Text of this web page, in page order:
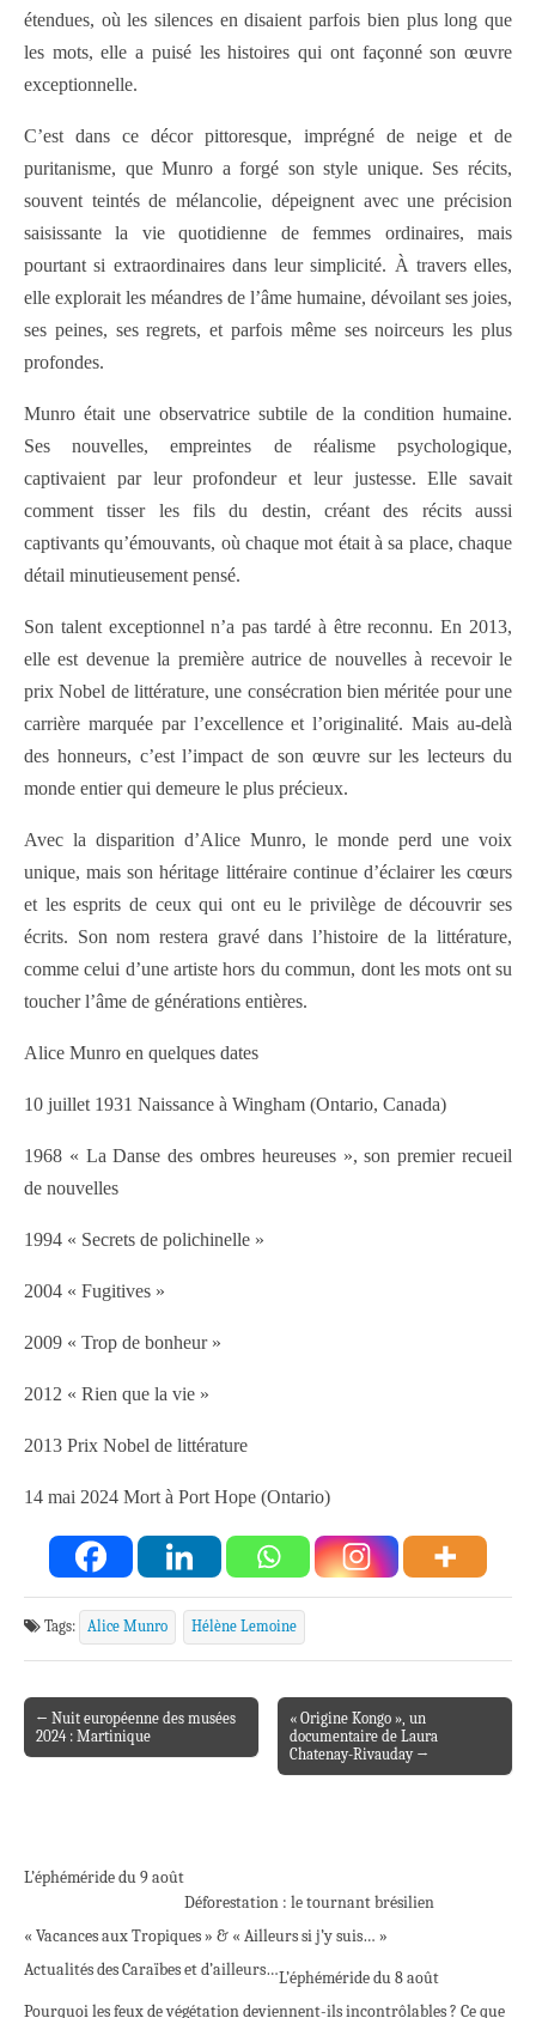
étendues, où les silences en disaient parfois bien plus long que
les mots, elle a puisé les histoires qui ont façonné son œuvre
exceptionnelle.
C’est dans ce décor pittoresque, imprégné de neige et de
puritanisme, que Munro a forgé son style unique. Ses récits,
souvent teintés de mélancolie, dépeignent avec une précision
saisissante la vie quotidienne de femmes ordinaires, mais
pourtant si extraordinaires dans leur simplicité. À travers elles,
elle explorait les méandres de l’âme humaine, dévoilant ses joies,
ses peines, ses regrets, et parfois même ses noirceurs les plus
profondes.
Munro était une observatrice subtile de la condition humaine.
Ses nouvelles, empreintes de réalisme psychologique,
captivaient par leur profondeur et leur justesse. Elle savait
comment tisser les fils du destin, créant des récits aussi
captivants qu’émouvants, où chaque mot était à sa place, chaque
détail minutieusement pensé.
Son talent exceptionnel n’a pas tardé à être reconnu. En 2013,
elle est devenue la première autrice de nouvelles à recevoir le
prix Nobel de littérature, une consécration bien méritée pour une
carrière marquée par l’excellence et l’originalité. Mais au-delà
des honneurs, c’est l’impact de son œuvre sur les lecteurs du
monde entier qui demeure le plus précieux.
Avec la disparition d’Alice Munro, le monde perd une voix
unique, mais son héritage littéraire continue d’éclairer les cœurs
et les esprits de ceux qui ont eu le privilège de découvrir ses
écrits. Son nom restera gravé dans l’histoire de la littérature,
comme celui d’une artiste hors du commun, dont les mots ont su
toucher l’âme de générations entières.
Alice Munro en quelques dates
10 juillet 1931 Naissance à Wingham (Ontario, Canada)
1968 « La Danse des ombres heureuses », son premier recueil
de nouvelles
1994 « Secrets de polichinelle »
2004 « Fugitives »
2009 « Trop de bonheur »
2012 « Rien que la vie »
2013 Prix Nobel de littérature
14 mai 2024 Mort à Port Hope (Ontario)
Tags: Alice Munro Hélène Lemoine
Post navigation
← Nuit européenne des musées
2024 : Martinique​
« Origine Kongo », un
documentaire de Laura
Chatenay-Rivauday →
L’éphéméride du 9 août
Déforestation : le tournant brésilien
« Vacances aux Tropiques » & « Ailleurs si j’y suis… »
Actualités des Caraïbes et d’ailleurs…L’éphéméride du 8 août
Pourquoi les feux de végétation deviennent-ils incontrôlables ? Ce que